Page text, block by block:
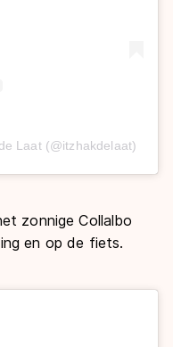
Laat (@itzhakdelaat)
zonnige Collalbo
en op de fiets.